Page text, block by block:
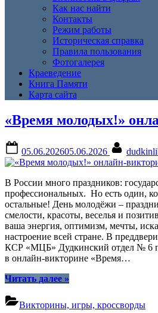
Как нас найти
Контакты
Режим работы
Историческая справка
Правила пользования
Фотогалерея
Краеведение
Книга Памяти
Карта сайта
Рубрика:
Викторины,
игры,
кроссворды
«Время молодых!»
on
05.06.202605.06.2026
В России много праздников:
профессиональных. Но есть один,
остальные! День молодёжи –
смелости, красоты, веселья и
ваша энергия, оптимизм, мечты,
настроение всей стране. В
КСР «МЦБ» Дудкинский отдел № 6
в онлайн-викторине «Время…
Читать далее“«Время
викторина”
»
Викторины, игры, кроссворды